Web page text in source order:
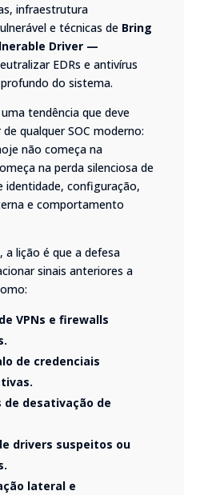
infraestrutura
e técnicas de Bring
Driver —
EDRs e antivírus
do sistema.
tendência que deve
qualquer SOC moderno:
não começa na
na perda silenciosa de
identidade, configuração,
e comportamento
a lição é que a defesa
sinais anteriores a
VPNs e firewalls
de credenciais
desativação de
drivers suspeitos ou
lateral e